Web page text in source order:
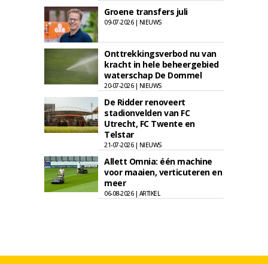
Groene transfers juli
09-07-2026 | NIEUWS
Onttrekkingsverbod nu van
kracht in hele beheergebied
waterschap De Dommel
20-07-2026 | NIEUWS
De Ridder renoveert
stadionvelden van FC
Utrecht, FC Twente en
Telstar
21-07-2026 | NIEUWS
Allett Omnia: één machine
voor maaien, verticuteren en
meer
06-08-2026 | ARTIKEL